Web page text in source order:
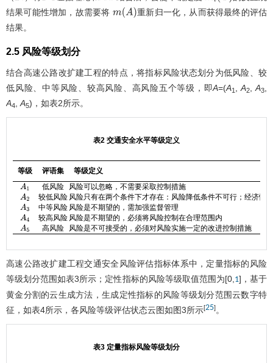
结果可能性增加，故需要将 m(A) 重新归一化，从而获得最终的评估
结果。
2.5 风险等级划分
结合高速公路改扩建工程的特点，将指标风险状态划分为低风险、较
低风险、中等风险、较高风险、高风险五个等级，即A=(A1 ,A2 ,A3
A4 A5)，如表2所示。
表2 交通安全水平等级定义
等级 评语集
等级定义
A1 低风险
风险可以忽略，不需要采取控制措施
A2 较低风险 风险只有在两个条件下才存在：风险降低条件不可行；经济性
A3 中等风险 风险是不期望的，需加强监督管理
A4 较高风险 风险是不期望的，必须将风险控制在合理范围内
A5 高风险 风险是不可接受的，必须对风险实施一定的改进控制措施
高速公路改扩建工程交通安全风险评估指标体系中，定量指标的风险
等级划分范围如表3所示；定性指标的风险等级取值范围为[0, 1]，基于
黄金分割的云生成方法，生成定性指标的风险等级划分范围云数字特
征，如表4所示，各风险等级评估状态云图如图3所示[25]。
表3 定量指标风险等级划分